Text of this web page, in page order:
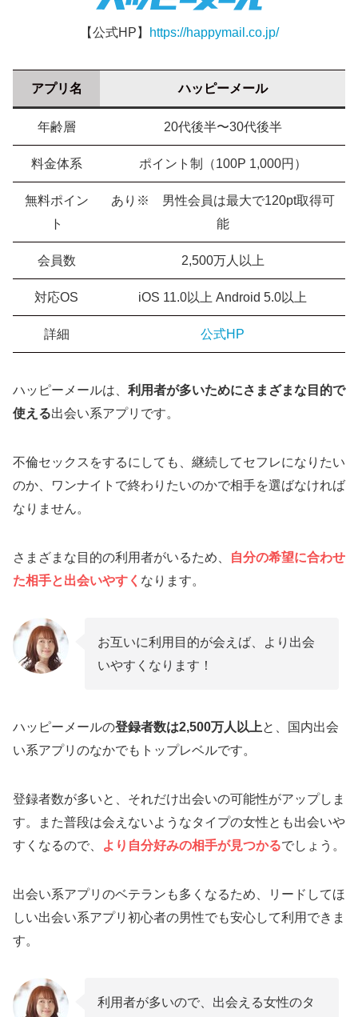
【公式HP】 https://happymail.co.jp/
アプリ名 ハッピーメール
年齢層 20代後半〜30代後半
料金体系 ポイント制（100P 1,000円）
無料ポイン
ト
あり※ 男性会員は最大で120pt取得可
能
会員数 2,500万人以上
対応OS iOS 11.0以上 Android 5.0以上
詳細 公式HP
ハッピーメールは、 利用者が多いためにさまざまな目的で
使える出会い系アプリです。
不倫セックスをするにしても、継続してセフレになりたい
のか、ワンナイトで終わりたいのかで相手を選ばなければ
なりません。
さまざまな目的の利用者がいるため、
自分の希望に合わせ
た相手と出会いやすく なります。
お互いに利用目的が会えば、より出会
いやすくなります！
ハッピーメールの登録者数は2,500万人以上と、国内出会
い系アプリのなかでもトップレベルです。
登録者数が多いと、それだけ出会いの可能性がアップしま
す。また普段は会えないようなタイプの女性とも出会いや
すくなるので、
より自分好みの相手が見つかるでしょう。
出会い系アプリのベテランも多くなるため、リードしてほ
しい出会い系アプリ初心者の男性でも安心して利用できま
す。
利用者が多いので、出会える女性のタ